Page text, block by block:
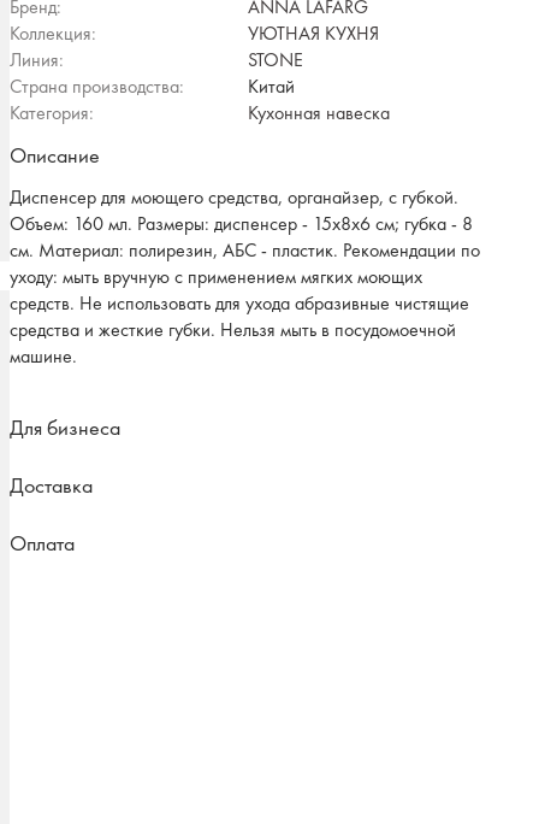
Бренд:
ANNA LAFARG
Коллекция:
УЮТНАЯ КУХНЯ
Линия:
STONE
Страна производства:
Китай
Категория:
Кухонная навеска
Описание
Диспенсер для моющего средства, органайзер, с губкой.
Объем: 160 мл. Размеры: диспенсер - 15х8х6 см; губка - 8
см. Материал: полирезин, АБС - пластик. Рекомендации по
уходу: мыть вручную с применением мягких моющих
средств. Не использовать для ухода абразивные чистящие
средства и жесткие губки. Нельзя мыть в посудомоечной
машине.
Для бизнеса
Доставка
Оплата